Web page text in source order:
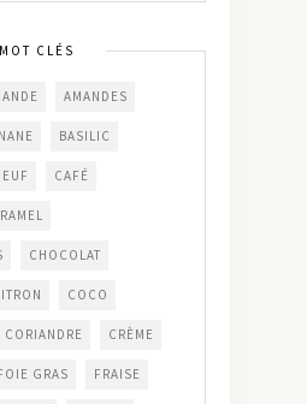
MOT CLÉS
AMANDES
BASILIC
CAFÉ
CHOCOLAT
COCO
CORIANDRE CRÈME
GRAS FRAISE